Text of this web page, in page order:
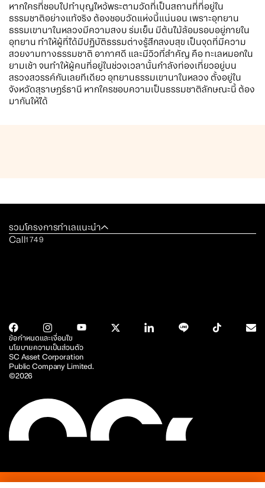
หากใครที่ชอบไปทำบุญไหว้พระตามวัดที่เป็นสถานที่ที่อยู่ใน
ธรรมชาติอย่างแท้จริง ต้องชอบวัดแห่งนี้แน่นอน เพราะอุทยาน
ธรรมเขานาในหลวงมีความสงบ ร่มเย็น มีต้นไม้ล้อมรอบอยู่ภายใน
อุทยาน ทำให้ผู้ที่ได้มีปฏิบัติธรรมต่างรู้สึกสงบสุข เป็นจุดที่มีความ
สวยงามทางธรรมชาติ อากาศดี และมีวิวที่สำคัญ คือ ทะเลหมอกใน
ยามเช้า จนทำให้ผู้คนที่อยู่ในช่วงเวลานั้นกำลังท่องเที่ยวอยู่บน
สรวงสวรรค์กันเลยทีเดียว อุทยานธรรมเขานาในหลวง ตั้งอยู่ใน
จังหวัดสุราษฎร์ธานี หากใครชอบความเป็นธรรมชาติลักษณะนี้ ต้อง
มากันให้ได้
รวมโครงการทำเลแนะนำ
Call1749
SC Asset Corporation
Public Company Limited.
©2026
ข้อกำหนดและเงื่อนไข
นโยบายความเป็นส่วนตัว